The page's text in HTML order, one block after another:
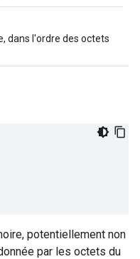
dans l'ordre des octets
potentiellement non
par les octets du